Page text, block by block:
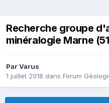
Recherche groupe
minéralogie Marne
ParVarus
1 juillet 2018 dans Forum